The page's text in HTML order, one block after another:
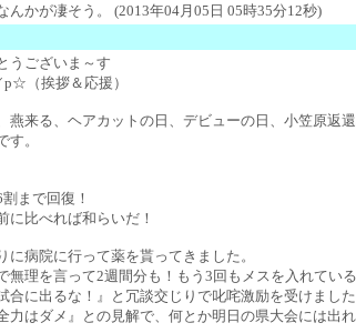
んかが凄そう。
(2013年04月05日 05時35分12秒)
うございま～す
（挨拶＆応援）
燕来る、ヘアカットの日、デビューの日、小笠原返
す。
まで回復！
に比べれば和らいだ！
に病院に行って薬を貰ってきました。
無理を言って2週間分も！もう3回もメスを入れてい
合に出るな！』と冗談交じりで叱咤激励を受けました
力はダメ』との見解で、何とか明日の県大会には出れ